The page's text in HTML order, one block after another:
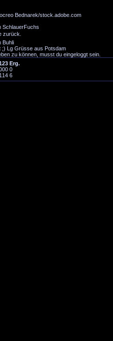
Bednarek/stock.adobe.com
SchlauerFuchs
zurück.
Buhli
;) Lg Grüsse aus Potsdam
zu können, musst du eingeloggt sein.
23 Erg.
00 0
1 14 6